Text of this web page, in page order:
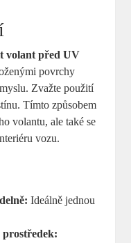
volant před UV
povrchy
Zvažte použití
Tímto způsobem
volantu, ale také se
vozu.
Ideálně jednou